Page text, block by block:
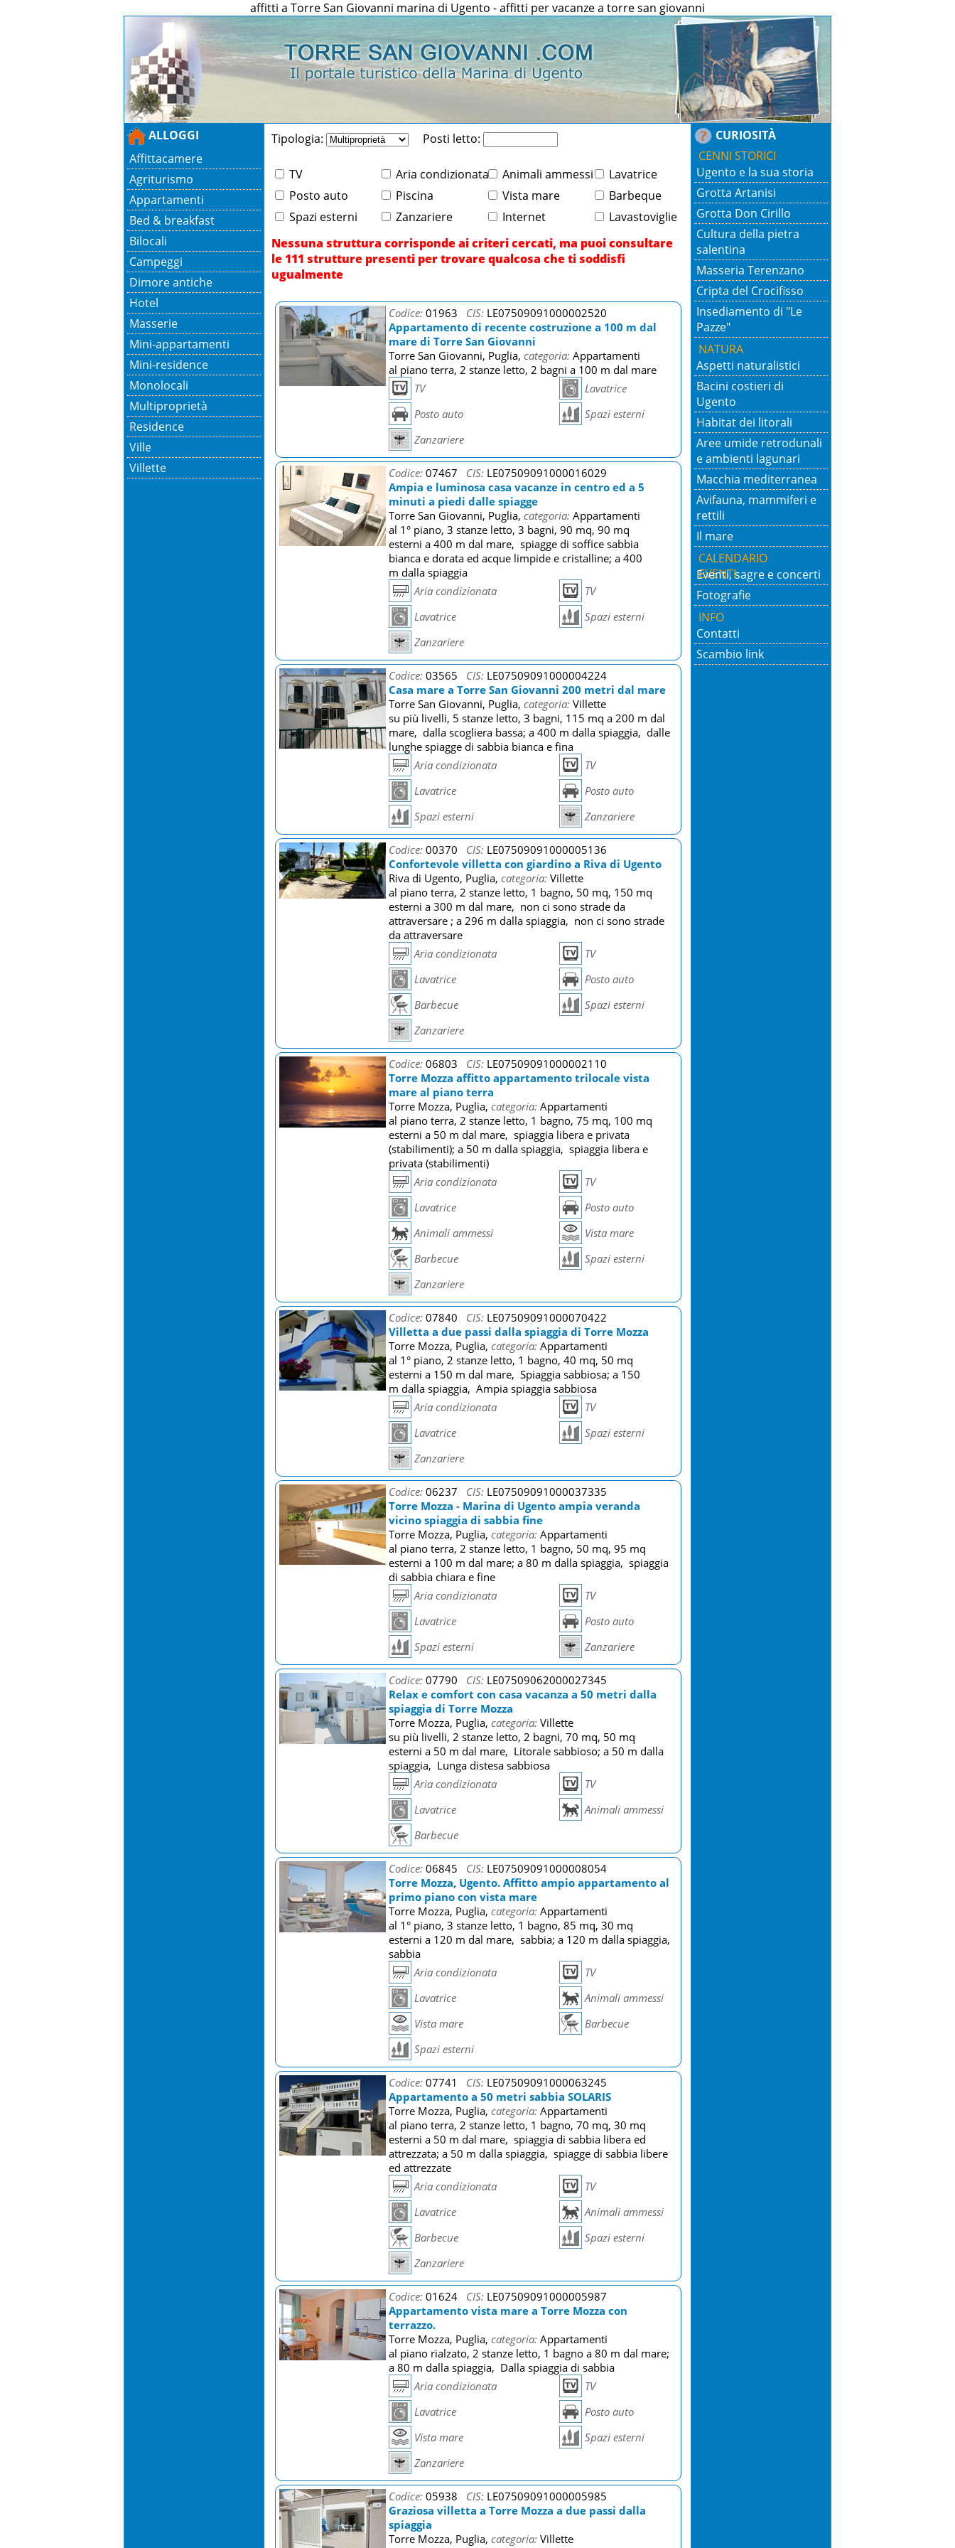
affitti a Torre San Giovanni marina di Ugento - affitti per vacanze a torre san giovanni
Tipologia: Posti letto:
TV Aria condizionata Animali ammessi
Lavatrice
Posto auto
Piscina Vista mare
Barbeque
Spazi esterni
Zanzariere Internet
Lavastoviglie
Nessuna struttura corrisponde ai criteri cercati, ma puoi consultare
le 111 strutture presenti per trovare qualcosa che ti soddisfi
ugualmente
Codice: 01963 CIS: LE07509091000002520
Appartamento di recente costruzione a 100 m dal
mare di Torre San Giovanni
Torre San Giovanni, Puglia, categoria: Appartamenti
al piano terra, 2 stanze letto, 2 bagni a 100 m dal mare
TV
Lavatrice
Posto auto
Spazi esterni
Zanzariere
Codice: 07467 CIS: LE07509091000016029
Ampia e luminosa casa vacanze in centro ed a 5
minuti a piedi dalle spiagge
Torre San Giovanni, Puglia, categoria: Appartamenti
al 1° piano, 3 stanze letto, 3 bagni, 90 mq, 90 mq
esterni a 400 m dal mare, spiagge di soffice sabbia
bianca e dorata ed acque limpide e cristalline; a 400
m dalla spiaggia
Aria condizionata
TV
Lavatrice
Spazi esterni
Zanzariere
Codice: 03565 CIS: LE07509091000004224
Casa mare a Torre San Giovanni 200 metri dal mare
Torre San Giovanni, Puglia, categoria: Villette
su più livelli, 5 stanze letto, 3 bagni, 115 mq a 200 m dal
mare, dalla scogliera bassa; a 400 m dalla spiaggia, dalle
lunghe spiagge di sabbia bianca e fina
Aria condizionata
TV
Lavatrice
Posto auto
Spazi esterni
Zanzariere
Codice: 00370 CIS: LE07509091000005136
Confortevole villetta con giardino a Riva di Ugento
Riva di Ugento, Puglia, categoria: Villette
al piano terra, 2 stanze letto, 1 bagno, 50 mq, 150 mq
esterni a 300 m dal mare, non ci sono strade da
attraversare ; a 296 m dalla spiaggia, non ci sono strade
da attraversare
Aria condizionata
TV
Lavatrice
Posto auto
Barbecue
Spazi esterni
Zanzariere
Codice: 06803 CIS: LE07509091000002110
Torre Mozza affitto appartamento trilocale vista
mare al piano terra
Torre Mozza, Puglia, categoria: Appartamenti
al piano terra, 2 stanze letto, 1 bagno, 75 mq, 100 mq
esterni a 50 m dal mare, spiaggia libera e privata
(stabilimenti); a 50 m dalla spiaggia, spiaggia libera e
privata (stabilimenti)
Aria condizionata
TV
Lavatrice
Posto auto
Animali ammessi
Vista mare
Barbecue
Spazi esterni
Zanzariere
Codice: 07840 CIS: LE07509091000070422
Villetta a due passi dalla spiaggia di Torre Mozza
Torre Mozza, Puglia, categoria: Appartamenti
al 1° piano, 2 stanze letto, 1 bagno, 40 mq, 50 mq
esterni a 150 m dal mare, Spiaggia sabbiosa; a 150
m dalla spiaggia, Ampia spiaggia sabbiosa
Aria condizionata
TV
Lavatrice
Spazi esterni
Zanzariere
Codice: 06237 CIS: LE07509091000037335
Torre Mozza - Marina di Ugento ampia veranda
vicino spiaggia di sabbia fine
Torre Mozza, Puglia, categoria: Appartamenti
al piano terra, 2 stanze letto, 1 bagno, 50 mq, 95 mq
esterni a 100 m dal mare; a 80 m dalla spiaggia, spiaggia
di sabbia chiara e fine
Aria condizionata
TV
Lavatrice
Posto auto
Spazi esterni
Zanzariere
Codice: 07790 CIS: LE07509062000027345
Relax e comfort con casa vacanza a 50 metri dalla
spiaggia di Torre Mozza
Torre Mozza, Puglia, categoria: Villette
su più livelli, 2 stanze letto, 2 bagni, 70 mq, 50 mq
esterni a 50 m dal mare, Litorale sabbioso; a 50 m dalla
spiaggia, Lunga distesa sabbiosa
Aria condizionata
TV
Lavatrice
Animali ammessi
Barbecue
Codice: 06845 CIS: LE07509091000008054
Torre Mozza, Ugento. Affitto ampio appartamento al
primo piano con vista mare
Torre Mozza, Puglia, categoria: Appartamenti
al 1° piano, 3 stanze letto, 1 bagno, 85 mq, 30 mq
esterni a 120 m dal mare, sabbia; a 120 m dalla spiaggia,
sabbia
Aria condizionata
TV
Lavatrice
Animali ammessi
Vista mare
Barbecue
Spazi esterni
Codice: 07741 CIS: LE07509091000063245
Appartamento a 50 metri sabbia SOLARIS
Torre Mozza, Puglia, categoria: Appartamenti
al piano terra, 2 stanze letto, 1 bagno, 70 mq, 30 mq
esterni a 50 m dal mare, spiaggia di sabbia libera ed
attrezzata; a 50 m dalla spiaggia, spiagge di sabbia libere
ed attrezzate
Aria condizionata
TV
Lavatrice
Animali ammessi
Barbecue
Spazi esterni
Zanzariere
Codice: 01624 CIS: LE07509091000005987
Appartamento vista mare a Torre Mozza con
terrazzo.
Torre Mozza, Puglia, categoria: Appartamenti
al piano rialzato, 2 stanze letto, 1 bagno a 80 m dal mare;
a 80 m dalla spiaggia, Dalla spiaggia di sabbia
Aria condizionata
TV
Lavatrice
Posto auto
Vista mare
Spazi esterni
Zanzariere
Codice: 05938 CIS: LE07509091000005985
Graziosa villetta a Torre Mozza a due passi dalla
spiaggia
Torre Mozza, Puglia, categoria: Villette
ALLOGGI
Affittacamere
Agriturismo
Appartamenti
Bed & breakfast
Bilocali
Campeggi
Dimore antiche
Hotel
Masserie
Mini-appartamenti
Mini-residence
Monolocali
Multiproprietà
Residence
Ville
Villette
CURIOSITÀ
CENNI STORICI
Ugento e la sua storia
Grotta Artanisi
Grotta Don Cirillo
Cultura della pietra
salentina
Masseria Terenzano
Cripta del Crocifisso
Insediamento di "Le
Pazze"
NATURA
Aspetti naturalistici
Bacini costieri di
Ugento
Habitat dei litorali
Aree umide retrodunali
e ambienti lagunari
Macchia mediterranea
Avifauna, mammiferi e
rettili
Il mare
CALENDARIO
EVENTI
Eventi, sagre e concerti
Fotografie
INFO
Contatti
Scambio link